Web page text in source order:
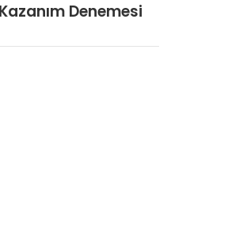
Denemesi